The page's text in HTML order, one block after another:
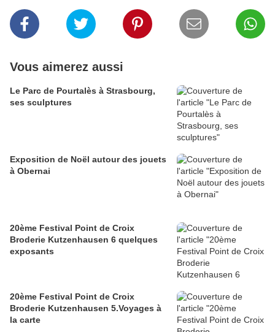
Vous aimerez aussi
Le Parc de Pourtalès à Strasbourg,
ses sculptures
Exposition de Noël autour des jouets
à Obernai
20ème Festival Point de Croix
Broderie Kutzenhausen 6 quelques
exposants
20ème Festival Point de Croix
Broderie Kutzenhausen 5.Voyages à
la carte